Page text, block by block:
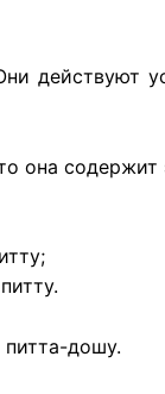
действуют
она
питта-дошу.